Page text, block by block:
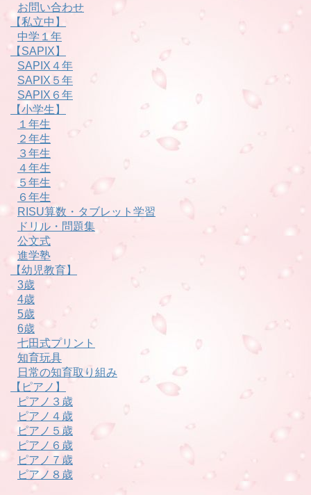
お問い合わせ
【私立中】
中学１年
【SAPIX】
SAPIX４年
SAPIX５年
SAPIX６年
【小学生】
１年生
２年生
３年生
４年生
５年生
６年生
RISU算数・タブレット学習
ドリル・問題集
公文式
進学塾
【幼児教育】
3歳
4歳
5歳
6歳
七田式プリント
知育玩具
日常の知育取り組み
【ピアノ】
ピアノ３歳
ピアノ４歳
ピアノ５歳
ピアノ６歳
ピアノ７歳
ピアノ８歳